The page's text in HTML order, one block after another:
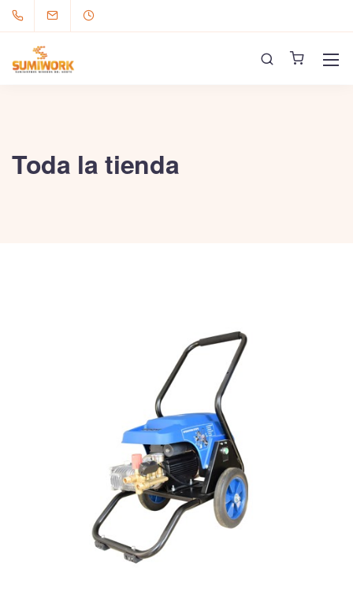
Toda la tienda